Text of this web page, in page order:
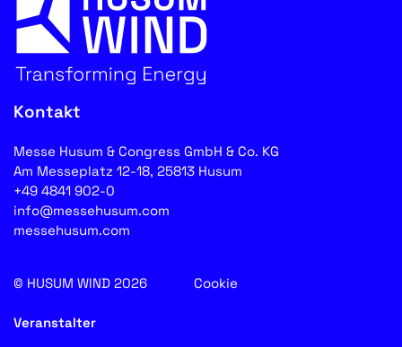
Kontakt
Messe Husum & Congress GmbH & Co. KG
Am Messeplatz 12-18, 25813 Husum
+49 4841 902-0
info@messehusum.com
messehusum.com
© HUSUM WIND 2026 Cookie
Veranstalter